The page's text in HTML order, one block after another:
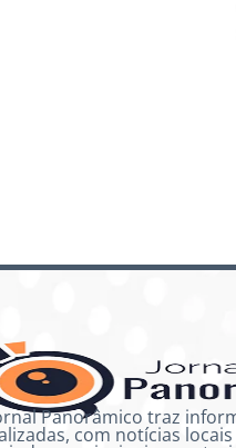
Panorâmico traz
com notícias